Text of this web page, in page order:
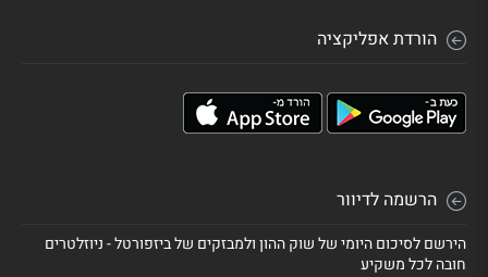
הורדת אפליקציה
הרשמה לדיוור
הירשם לסיכום היומי של שוק ההון ולמבזקים של ביזפורטל - ניוזלטרים
חובה לכל משקיע